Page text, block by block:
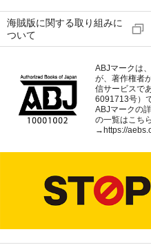
海賊版に関する取り組みに
ついて
ABJマークは
が、著作権者
信サービスで
6091713号）
ABJマークの
の一覧はこちら
→https://